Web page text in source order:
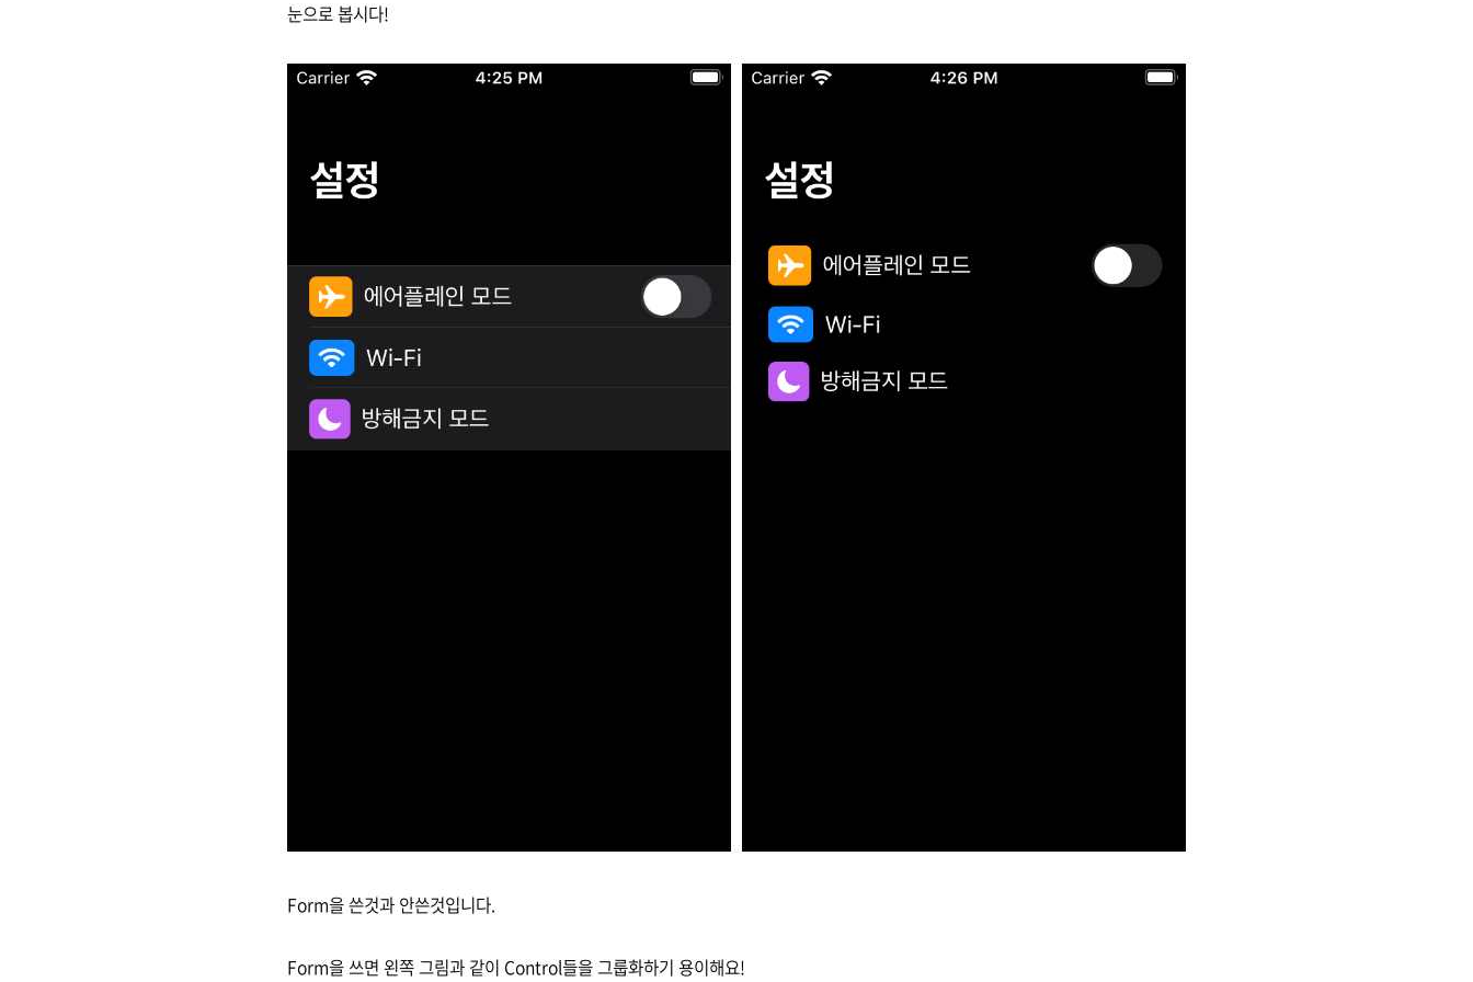
눈으로 봅시다!
Form을 쓴것과 안쓴것입니다.
Form을 쓰면 왼쪽 그림과 같이 Control들을 그룹화하기 용이해요!